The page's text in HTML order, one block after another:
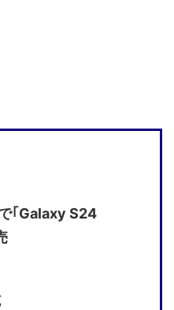
｢Galaxy S24